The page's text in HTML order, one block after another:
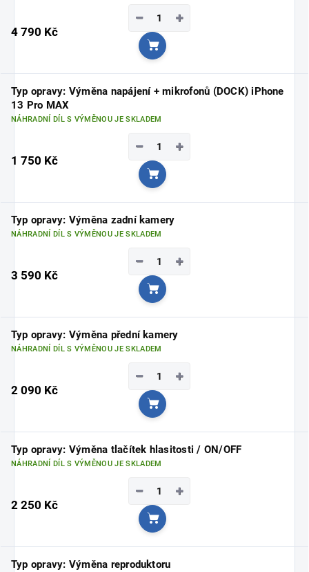
4 790 Kč
+
−
Do košíku
Typ opravy: Výměna napájení + mikrofonů (DOCK) iPhone
13 Pro MAX
NÁHRADNÍ DÍL S VÝMĚNOU JE SKLADEM
1 750 Kč
+
−
Do košíku
Typ opravy: Výměna zadní kamery
NÁHRADNÍ DÍL S VÝMĚNOU JE SKLADEM
3 590 Kč
+
−
Do košíku
Typ opravy: Výměna přední kamery
NÁHRADNÍ DÍL S VÝMĚNOU JE SKLADEM
2 090 Kč
+
−
Do košíku
Typ opravy: Výměna tlačítek hlasitosti / ON/OFF
NÁHRADNÍ DÍL S VÝMĚNOU JE SKLADEM
2 250 Kč
+
−
Do košíku
Typ opravy: Výměna reproduktoru